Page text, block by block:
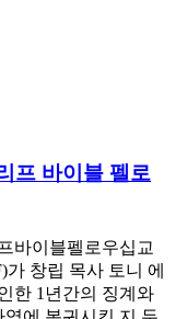
프 바이블 펠로
바이블펠로우십교
가 창립 목사 토니 에
한 1년간의 징계와